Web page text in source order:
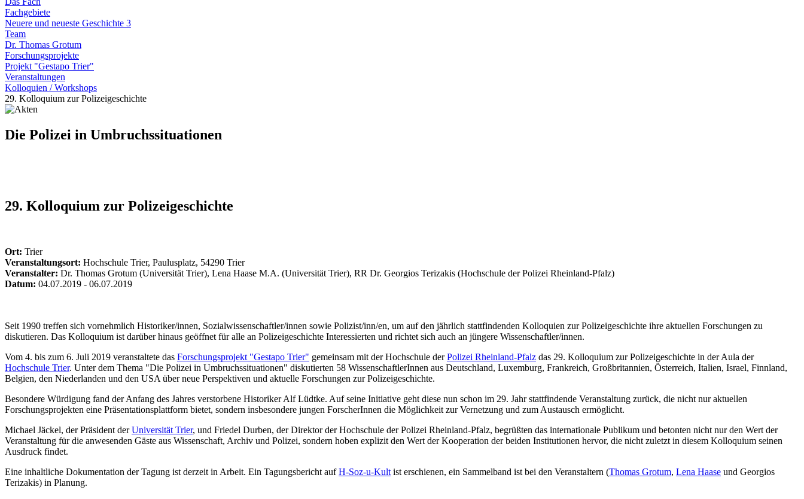
Fachgebiete
Neuere und neueste Geschichte 3
Team
Dr. Thomas Grotum
Forschungsprojekte
Projekt "Gestapo Trier"
Veranstaltungen
Kolloquien / Workshops
29. Kolloquium zur Polizeigeschichte
Die Polizei in Umbruchssituationen
29. Kolloquium zur Polizeigeschichte
Ort: Trier
Veranstaltungsort: Hochschule Trier, Paulusplatz, 54290 Trier
Veranstalter: Dr. Thomas Grotum (Universität Trier), Lena Haase M.A. (Universität Trier), RR Dr. Georgios Terizakis (Hochschule der Polizei Rheinland-Pfalz)
Datum: 04.07.2019 - 06.07.2019
Seit 1990 treffen sich vornehmlich Historiker/innen, Sozialwissenschaftler/innen sowie Polizist/inn/en, um auf den jährlich stattfindenden Kolloquien zur Polizeigeschichte ihre aktuellen Forschungen zu
diskutieren. Das Kolloquium ist darüber hinaus geöffnet für alle an Polizeigeschichte Interessierten und richtet sich auch an jüngere Wissenschaftler/innen.
Vom 4. bis zum 6. Juli 2019 veranstaltete das Forschungsprojekt "Gestapo Trier" gemeinsam mit der Hochschule derPolizei Rheinland-Pfalz das 29. Kolloquium zur Polizeigeschichte in der Aula der
Hochschule Trier. Unter dem Thema "Die Polizei in Umbruchssituationen" diskutierten 58 WissenschaftlerInnen aus Deutschland, Luxemburg, Frankreich, Großbritannien, Österreich, Italien, Israel, Finnland,
Belgien, den Niederlanden und den USA über neue Perspektiven und aktuelle Forschungen zur Polizeigeschichte.
Besondere Würdigung fand der Anfang des Jahres verstorbene Historiker Alf Lüdtke. Auf seine Initiative geht diese nun schon im 29. Jahr stattfindende Veranstaltung zurück, die nicht nur aktuellen
Forschungsprojekten eine Präsentationsplattform bietet, sondern insbesondere jungen ForscherInnen die Möglichkeit zur Vernetzung und zum Austausch ermöglicht.
Michael Jäckel, der Präsident derUniversität Trier, und Friedel Durben, der Direktor der Hochschule der Polizei Rheinland-Pfalz, begrüßten das internationale Publikum und betonten nicht nur den Wert der
Veranstaltung für die anwesenden Gäste aus Wissenschaft, Archiv und Polizei, sondern hoben explizit den Wert der Kooperation der beiden Institutionen hervor, die nicht zuletzt in diesem Kolloquium seinen
Ausdruck findet.
Eine inhaltliche Dokumentation der Tagung ist derzeit in Arbeit. Ein Tagungsbericht aufH-Soz-u-Kult ist erschienen, ein Sammelband ist bei den Veranstaltern (Thomas Grotum, Lena Haase und Georgios
Terizakis) in Planung.